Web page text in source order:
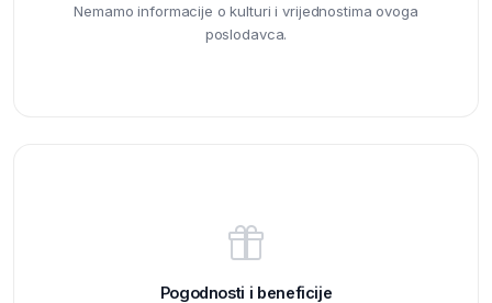
Nemamo informacije o kulturi i vrijednostima ovoga
poslodavca.
Pogodnosti i beneficije